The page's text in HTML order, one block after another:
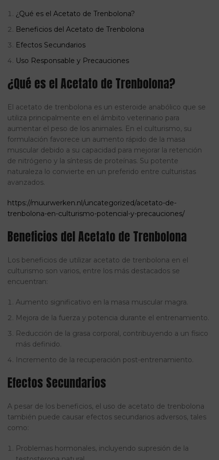
¿Qué es el Acetato de Trenbolona?
Beneficios del Acetato de Trenbolona
Efectos Secundarios
Uso Responsable y Precauciones
¿Qué es el Acetato de Trenbolona?
El acetato de trenbolona es un esteroide anabólico que se
utiliza principalmente en el ámbito veterinario para
aumentar el peso de los animales. En el culturismo, su
formulación favorece un aumento rápido de la masa
muscular debido a su capacidad para mejorar la retención
de nitrógeno y la síntesis de proteínas. Su potente
naturaleza lo convierte en un preferido entre culturistas
avanzados.
https://muurwerken.nl/uncategorized/acetato-de-
trenbolona-en-culturismo-potencial-y-precauciones/
Beneficios del Acetato de Trenbolona
Los beneficios de utilizar acetato de trenbolona en el
culturismo son varios, entre los más destacados se
encuentran:
Aumento significativo en la masa muscular magra.
Mejora de la fuerza y potencia durante el entrenamiento.
Reducción de la grasa corporal, contribuyendo a un físico
más definido.
Incremento de la recuperación post-entrenamiento.
Efectos Secundarios
A pesar de los beneficios, el uso de acetato de trenbolona
también puede causar efectos secundarios adversos, tales
como:
Problemas hormonales, incluyendo supresión de la